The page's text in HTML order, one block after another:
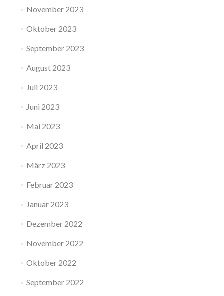
November 2023
Oktober 2023
September 2023
August 2023
Juli 2023
Juni 2023
Mai 2023
April 2023
März 2023
Februar 2023
Januar 2023
Dezember 2022
November 2022
Oktober 2022
September 2022